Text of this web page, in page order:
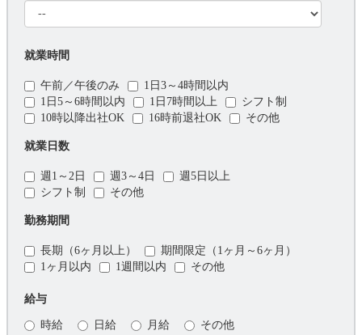
就業時間
午前／午後のみ
1日3～4時間以内
1日5～6時間以内
1日7時間以上
シフト制
10時以降出社OK
16時前退社OK その他
就業日数
週1～2日 週3～4日
週5日以上
シフト制
その他
勤務期間
長期（6ヶ月以上）
期間限定（1ヶ月～6ヶ月）
1ヶ月以内
1週間以内 その他
給与
時給 日給 月給 その他